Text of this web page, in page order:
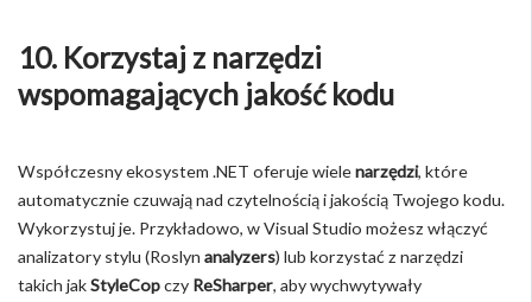
10. Korzystaj z narzędzi
wspomagających jakość kodu
Współczesny ekosystem .NET oferuje wielenarzędzi, które
automatycznie czuwają nad czytelnością i jakością Twojego kodu.
Wykorzystuj je. Przykładowo, w Visual Studio możesz włączyć
analizatory stylu (Roslyn analyzers) lub korzystać z narzędzi
takich jakStyleCopczy ReSharper, aby wychwytywały